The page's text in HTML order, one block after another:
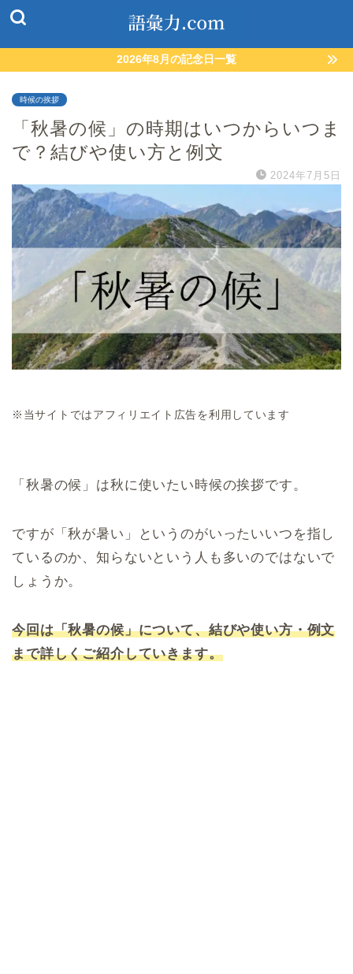
2026年8月の記念日一覧
時候の挨拶
「秋暑の候」の時期はいつからいつま
で？結びや使い方と例文
2024年7月5日
※当サイトではアフィリエイト広告を利用しています
「秋暑の候」は秋に使いたい時候の挨拶です。
ですが「秋が暑い」というのがいったいいつを指し
ているのか、知らないという人も多いのではないで
しょうか。
今回は「秋暑の候」について、結びや使い方・例文
まで詳しくご紹介していきます。